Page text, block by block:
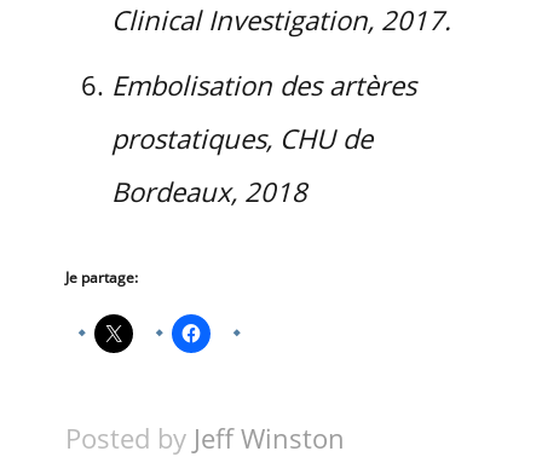
Clinical Investigation, 2017.
Embolisation des artères
prostatiques, CHU de
Bordeaux, 2018
Je partage:
Posted by Jeff Winston